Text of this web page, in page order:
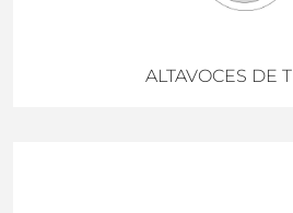
ALTAVOCES DE